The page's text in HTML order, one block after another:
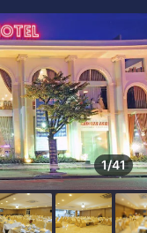
1/41